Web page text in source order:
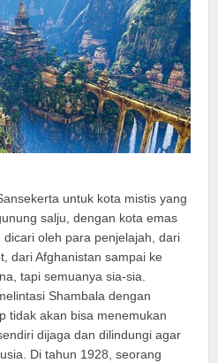
untuk kota mistis yang
salju, dengan kota emas
oleh para penjelajah, dari
dari Afghanistan sampai ke
tapi semuanya sia-sia.
Shambala dengan
tidak akan bisa menemukan
dijaga dan dilindungi agar
Di tahun 1928, seorang